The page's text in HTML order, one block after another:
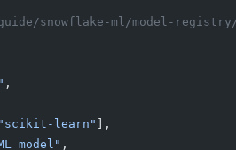
snowflake-ml/model-
,
"scikit-learn"
],
model" ,